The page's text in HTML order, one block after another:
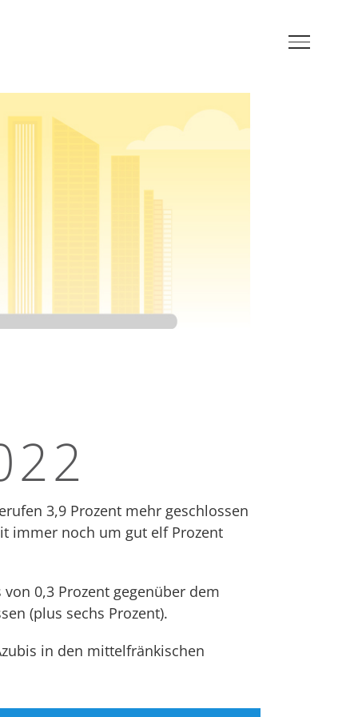
3,9 Prozent mehr geschlossen
immer noch um gut elf Prozent
0,3 Prozent gegenüber dem
(plus sechs Prozent).
in den mittelfränkischen